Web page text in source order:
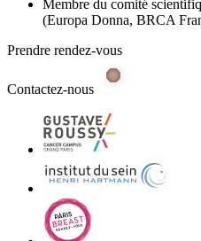
Membre du comité
(Europa Donna, BRCA
Prendre rendez-vous
Contactez-nous